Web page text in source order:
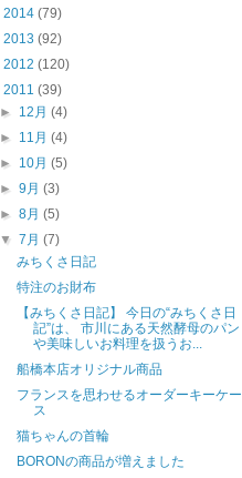
2014 (79)
2013 (92)
2012 (120)
2011 (39)
► 12月(4)
► 11月(4)
► 10月(5)
►9月(3)
►8月(5)
▼7月(7)
みちくさ日記
特注のお財布
【みちくさ日記】 今日の“みちくさ日
記”は、 市川にある天然酵母のパン
や美味しいお料理を扱うお...
船橋本店オリジナル商品
フランスを思わせるオーダーキーケー
ス
猫ちゃんの首輪
BORONの商品が増えました